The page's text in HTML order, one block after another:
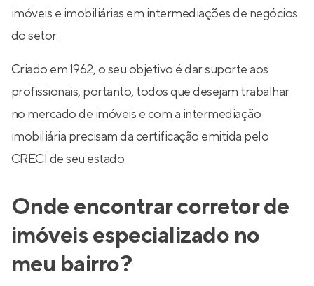
imóveis e imobiliárias em intermediações de negócios
do setor.
Criado em 1962, o seu objetivo é dar suporte aos
profissionais, portanto, todos que desejam trabalhar
no mercado de imóveis e com a intermediação
imobiliária precisam da certificação emitida pelo
CRECI de seu estado.
Onde encontrar corretor de
imóveis especializado no
meu bairro?